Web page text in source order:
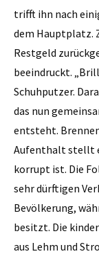
trifft ihn nach
dem Hauptplatz.
Restgeld
beeindruckt.
Schuhputzer.
das nun
entsteht.
Aufenthalt stellt
korrupt ist. Die
sehr dürftigen
Bevölkerung,
besitzt. Die
aus Lehm und